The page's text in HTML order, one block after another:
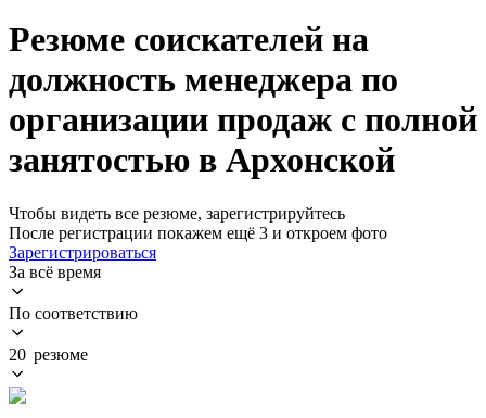
Резюме соискателей на
должность менеджера по
организации продаж с полной
занятостью в Архонской
Чтобы видеть все резюме, зарегистрируйтесь
После регистрации покажем ещё 3 и откроем фото
Зарегистрироваться
За всё время
По соответствию
20 резюме